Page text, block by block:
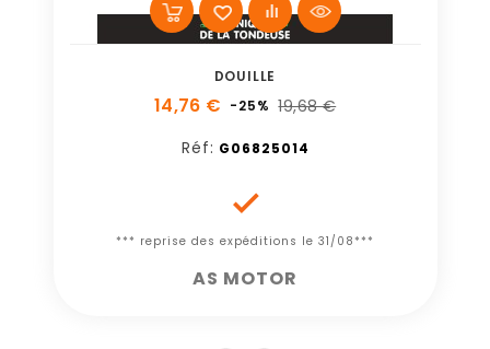
DOUILLE
14,76 € -25% 19,68 €
Réf: G06825014

*** reprise des expéditions le 31/08***
AS MOTOR